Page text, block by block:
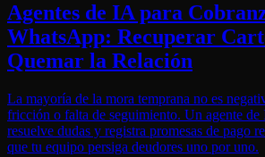
Agentes de IA para
WhatsApp: Recuperar
Quemar la Relación
La mayoría de la mora temprana no es
fricción o falta de seguimiento. Un agente de
resuelve dudas y registra promesas de pago
que tu equipo persiga deudores uno por uno.